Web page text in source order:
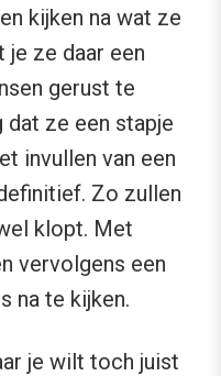
kijken na wat ze
je ze daar een
gerust te
ze een stapje
invullen van een
Zo zullen
klopt. Met
vervolgens een
na te kijken.
je wilt toch juist